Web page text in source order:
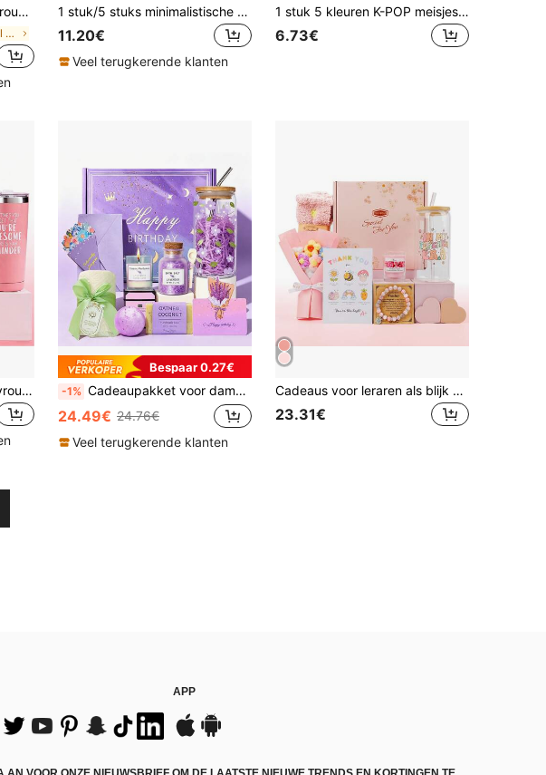
zussen, enz.)
in Roestvrij staal Bekers
1 stuk/5 stuks minimalistische geïsoleerde waterbeker met tulpen- en hartthema en klapdeksel, draagbare handgreep reis koffiemok, ijskoffie met volledige print van verspreide graffiti bloemen- en hartpatronen, Valentijnsdag cadeau voor vriendin beste vriendin verjaardag vakantie foto outfit accessoire
11.20€
Veel terugkerende klanten
1 stuk 5 kleuren K-POP meisjesgroepstijl anti-lek sportwaterfles met fliptop, draagbaar en modieus ontwerp, 800ml-27oz reismok met riem, rietje en deksel, schattig ontwerp, hoge kwaliteit, lekvrij, schokbestendig, duurzame outdoor sportwatermok, grote capaciteit draagbare mok, geschikt voor korte reizen, wandelen, picknicken, hardlopen, fitness, Moederdag, Halloween, Kerstmis, Thanksgiving, Vaderdag, Valentijnsdag, studenten, families, vriend/vriendin, verjaardag, afstudeercadeaus, geschikt voor mannen en vrouwen, ook een geweldig verrassingscadeau voor fans.
6.73€
Verjaardagscadeaus voor vrouwen, cadeaubundel voor vrouwen, ontspannende spa-cadeaubundel, lerares, moeder, vrouw, zus, dochter, kleindochter, werknemer, vriendin, haar cadeau - Fijne verjaardag, Moederdagcadeau, Kerstmis, Valentijnsdag (roze)
Bespaar 0.27€
-1% Cadeaupakket voor dames, verjaardagscadeau voor dames, moeder, echtgenote, vriendin, zus, haar cadeau - Gefeliciteerd met je verjaardag, Moederdagcadeau, Kerstmis, Valentijnsdag
24.49€ 24.76€
Veel terugkerende klanten
Cadeaus voor leraren als blijk van waardering, eindejaarsgeschenken van de leraar voor leerlingen, bedankjes, pensioen, verjaardag, kerst en Valentijnsdag.
23.31€
APP